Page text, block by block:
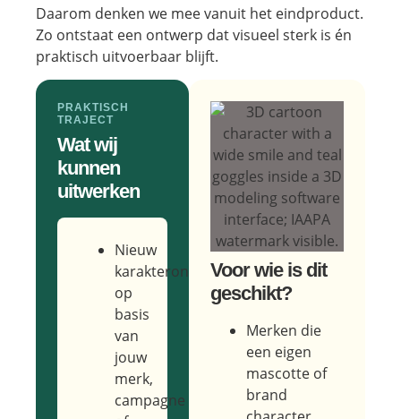
Daarom denken we mee vanuit het eindproduct.
Zo ontstaat een ontwerp dat visueel sterk is én
praktisch uitvoerbaar blijft.
PRAKTISCH
TRAJECT
Wat wij
kunnen
uitwerken
Nieuw
karakterontwerp
op
basis
van
jouw
merk,
campagne
Voor wie is dit
geschikt?
Merken die
een eigen
mascotte of
brand